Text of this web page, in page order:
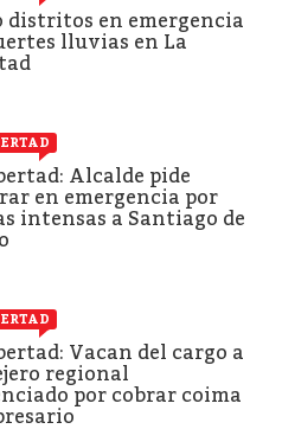
distritos en emergencia
lluvias en La
Alcalde pide
en emergencia por
intensas a Santiago de
Vacan del cargo a
regional
por cobrar coima